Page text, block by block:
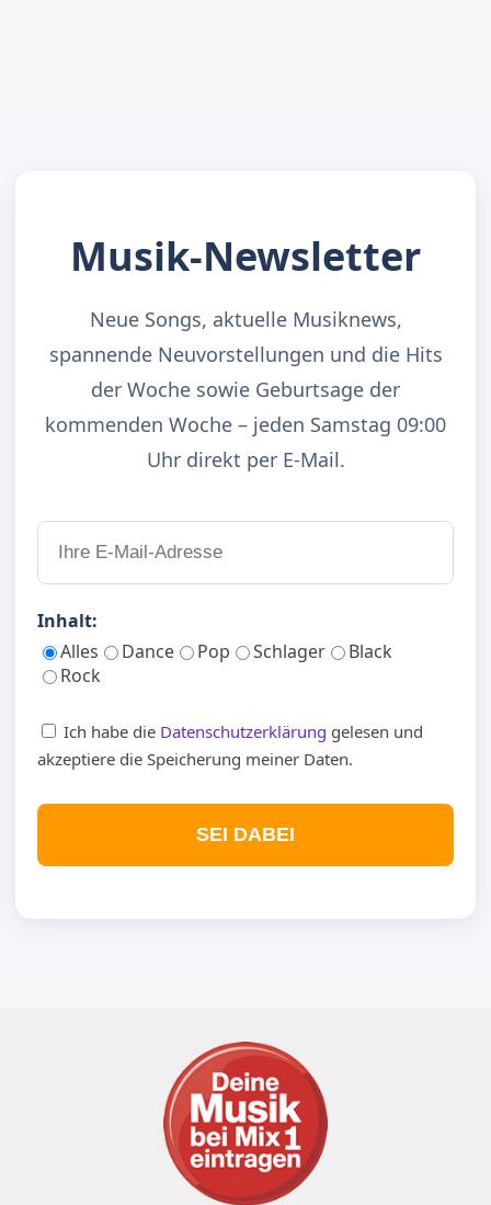
Musik-Newsletter
Neue Songs, aktuelle Musiknews,
spannende Neuvorstellungen und die Hits
der Woche sowie Geburtsage der
kommenden Woche – jeden Samstag 09:00
Uhr direkt per E-Mail.
Inhalt:
Alles
Dance Pop Schlager
Black
Rock
Ich habe die Datenschutzerklärung gelesen und
akzeptiere die Speicherung meiner Daten.
SEI DABEI